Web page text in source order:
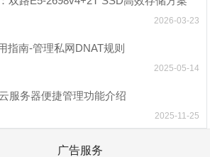
2026-03-23
指南-管理私网DNAT规则
2025-05-14
服务器便捷管理功能介绍
2025-11-25
广告服务